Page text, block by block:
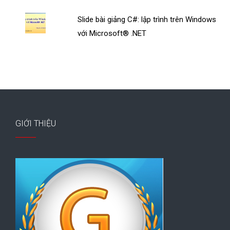
Slide bài giảng C#: lập trình trên Windows
với Microsoft® .NET
GIỚI THIỆU